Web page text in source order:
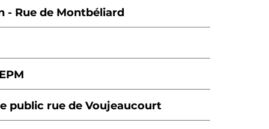
- Rue de Montbéliard
public rue de Voujeaucourt